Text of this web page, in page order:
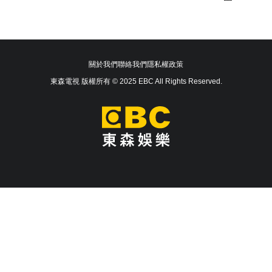
關於我們聯絡我們隱私權政策
東森電視 版權所有 © 2025 EBC All Rights Reserved.